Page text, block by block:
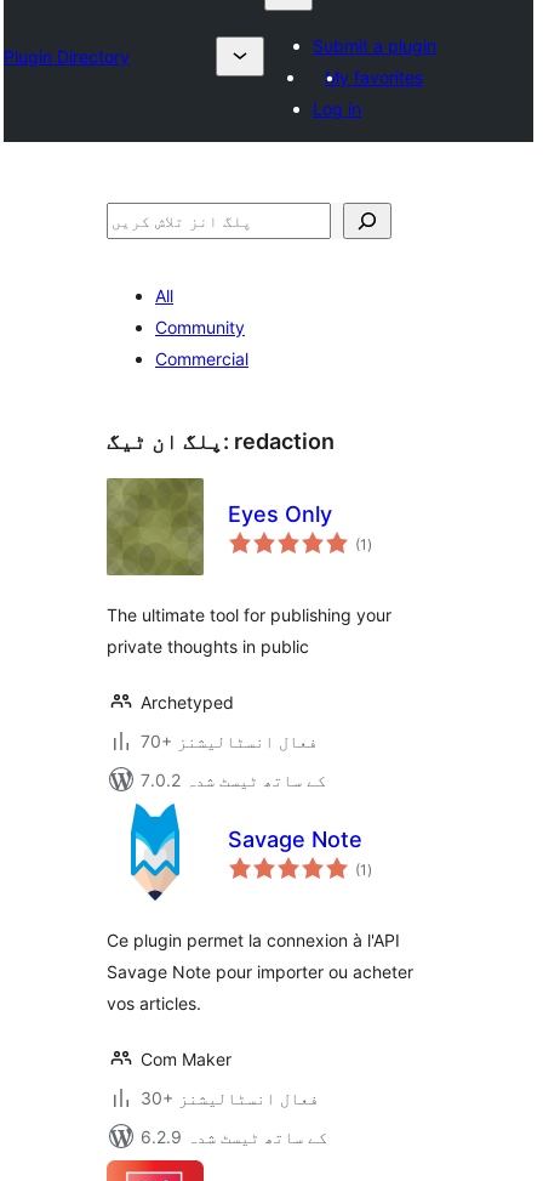
Plugin Directory
Submit a plugin
My favorites
Log in
تلاش
All
Community
Commercial
پلگ ان ٹیگ: redaction
Eyes Only
(1 مجموعی
درجہ
)
The ultimate tool for publishing your
private thoughts in public
Archetyped
70+ فعال انسٹالیشنز
7.0.2 کے ساتھ ٹیسٹ شدہ
Savage Note
(1 مجموعی
درجہ
)
Ce plugin permet la connexion à l'API
Savage Note pour importer ou acheter
vos articles.
Com Maker
30+ فعال انسٹالیشنز
6.2.9 کے ساتھ ٹیسٹ شدہ